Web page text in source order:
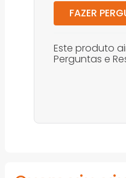
FAZER
Este produto
Perguntas e